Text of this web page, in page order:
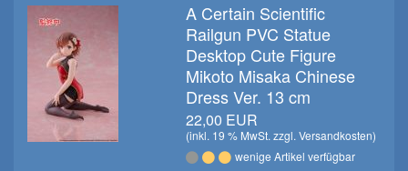
A Certain Scientific
Railgun PVC Statue
Desktop Cute Figure
Mikoto Misaka Chinese
Dress Ver. 13 cm
22,00 EUR
(inkl. 19 % MwSt. zzgl.Versandkosten)
wenige Artikel verfügbar